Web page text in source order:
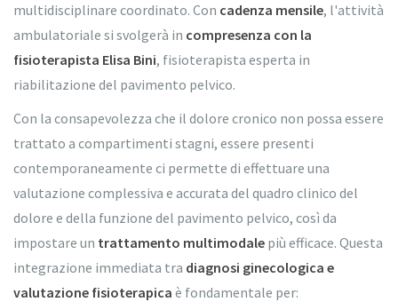
multidisciplinare coordinato. Con cadenza mensile, l'attività
ambulatoriale si svolgerà in compresenza con la
fisioterapista Elisa Bini, fisioterapista esperta in
riabilitazione del pavimento pelvico.
Con la consapevolezza che il dolore cronico non possa essere
trattato a compartimenti stagni, essere presenti
contemporaneamente ci permette di effettuare una
valutazione complessiva e accurata del quadro clinico del
dolore e della funzione del pavimento pelvico, così da
impostare un trattamento multimodale più efficace. Questa
integrazione immediata tra diagnosi ginecologica e
valutazione fisioterapica è fondamentale per: